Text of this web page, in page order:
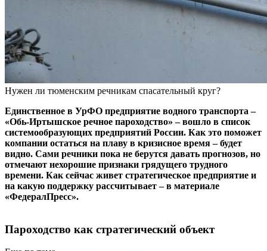
Нужен ли тюменским речникам спасательный круг?
Единственное в УрФО предприятие водного транспорта –
«Обь-Иртышское речное пароходство» – вошло в список
системообразующих предприятий России. Как это поможет
компании остаться на плаву в кризисное время – будет
видно. Сами речники пока не берутся давать прогнозов, но
отмечают нехорошие признаки грядущего трудного
времени. Как сейчас живет стратегическое предприятие и
на какую поддержку рассчитывает – в материале
«ФедералПресс».
Пароходство как стратегический объект